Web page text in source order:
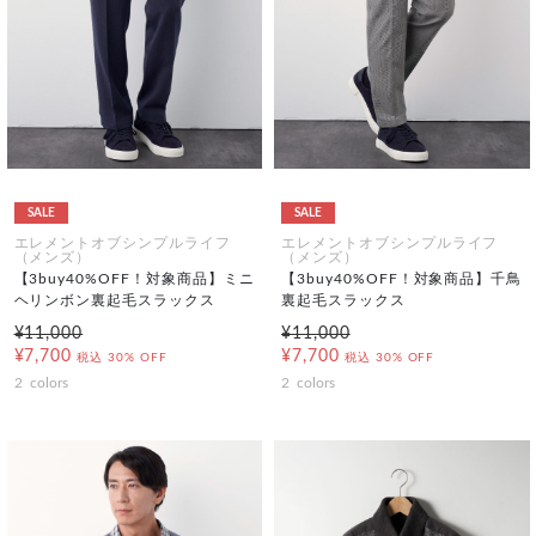
SALE
エレメントオブシンプルライフ
（メンズ）
【3buy40%OFF！対象商品】ミニ
ヘリンボン裏起毛スラックス
¥11,000
¥7,700 税込 30% OFF
2 colors
SALE
エレメントオブシンプルライフ
（メンズ）
【3buy40%OFF！対象商品】千鳥
裏起毛スラックス
¥11,000
¥7,700 税込 30% OFF
2 colors